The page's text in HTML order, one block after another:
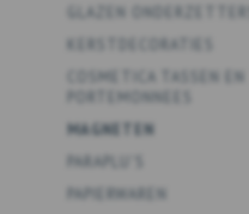
GLAZEN ONDERZETTERS
KERSTDECORATIES
COSMETICA TASSEN EN
PORTEMONNEES
MAGNETEN
PARAPLU'S
PAPIERWAREN